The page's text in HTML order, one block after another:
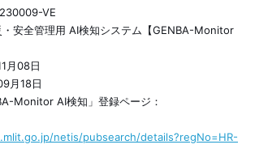
VE
・安全管理用 AI検知システム【GENBA-Monitor
月08日
月18日
Monitor AI検知」登録ページ：
netis/pubsearch/details?regNo=HR-